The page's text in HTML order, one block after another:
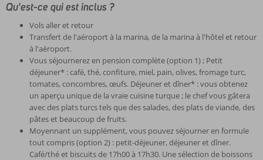
Qu'est-ce qui est inclus ?
Vols aller et retour
Transfert de l'aéroport à la marina, de la marina à l'hôtel et retour
à l'aéroport.
Vous séjournerez en pension complète (option 1) ; Petit
déjeuner* : café, thé, confiture, miel, pain, olives, fromage turc,
tomates, concombres, œufs. Déjeuner et dîner* : vous obtenez
un aperçu unique de la vraie cuisine turque ; le chef vous gâtera
avec des plats turcs tels que des salades, des plats de viande, des
pâtes et beaucoup de fruits.
Moyennant un supplément, vous pouvez séjourner en formule
tout compris (option 2) : petit-déjeuner, déjeuner et dîner.
Café/thé et biscuits de 17h00 à 17h30. Une sélection de boissons